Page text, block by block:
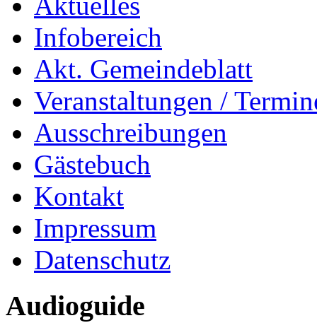
Infobereich
Akt. Gemeindeblatt
Veranstaltungen /
Ausschreibungen
Gästebuch
Kontakt
Impressum
Datenschutz
Audioguide